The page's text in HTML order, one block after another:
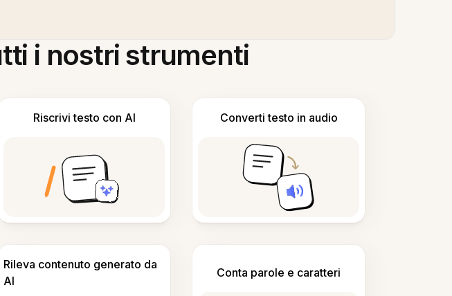
i nostri strumenti
Riscrivi testo con AI Converti testo in audio
Rileva contenuto generato da
AI
Conta parole e caratteri